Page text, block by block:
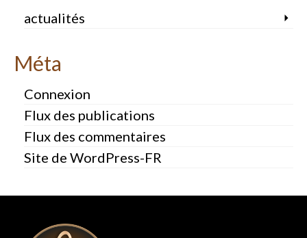
actualités
Méta
Connexion
Flux des publications
Flux des commentaires
Site de WordPress-FR